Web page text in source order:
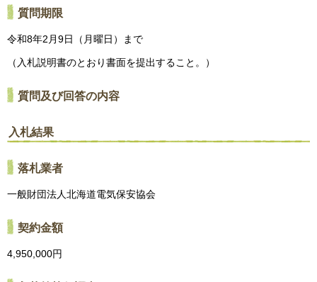
質問期限
令和8年2月9日（月曜日）まで
（入札説明書のとおり書面を提出すること。）
質問及び回答の内容
入札結果
落札業者
一般財団法人北海道電気保安協会
契約金額
4,950,000円